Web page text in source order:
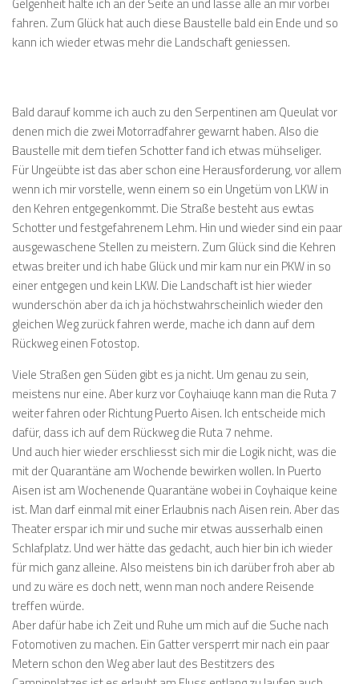
fahren. Zum Glück hat auch diese Baustelle bald ein Ende und so
kann ich wieder etwas mehr die Landschaft geniessen.
Bald darauf komme ich auch zu den Serpentinen am Queulat vor
denen mich die zwei Motorradfahrer gewarnt haben. Also die
Baustelle mit dem tiefen Schotter fand ich etwas mühseliger.
Für Ungeübte ist das aber schon eine Herausforderung, vor allem
wenn ich mir vorstelle, wenn einem so ein Ungetüm von LKW in
den Kehren entgegenkommt. Die Straße besteht aus ewtas
Schotter und festgefahrenem Lehm. Hin und wieder sind ein paar
ausgewaschene Stellen zu meistern. Zum Glück sind die Kehren
etwas breiter und ich habe Glück und mir kam nur ein PKW in so
einer entgegen und kein LKW. Die Landschaft ist hier wieder
wunderschön aber da ich ja höchstwahrscheinlich wieder den
gleichen Weg zurück fahren werde, mache ich dann auf dem
Rückweg einen Fotostop.
Viele Straßen gen Süden gibt es ja nicht. Um genau zu sein,
meistens nur eine. Aber kurz vor Coyhaiuqe kann man die Ruta 7
weiter fahren oder Richtung Puerto Aisen. Ich entscheide mich
dafür, dass ich auf dem Rückweg die Ruta 7 nehme.
Und auch hier wieder erschliesst sich mir die Logik nicht, was die
mit der Quarantäne am Wochende bewirken wollen. In Puerto
Aisen ist am Wochenende Quarantäne wobei in Coyhaique keine
ist. Man darf einmal mit einer Erlaubnis nach Aisen rein. Aber das
Theater erspar ich mir und suche mir etwas ausserhalb einen
Schlafplatz. Und wer hätte das gedacht, auch hier bin ich wieder
für mich ganz alleine. Also meistens bin ich darüber froh aber ab
und zu wäre es doch nett, wenn man noch andere Reisende
treffen würde.
Aber dafür habe ich Zeit und Ruhe um mich auf die Suche nach
Fotomotiven zu machen. Ein Gatter versperrt mir nach ein paar
Metern schon den Weg aber laut des Bestitzers des